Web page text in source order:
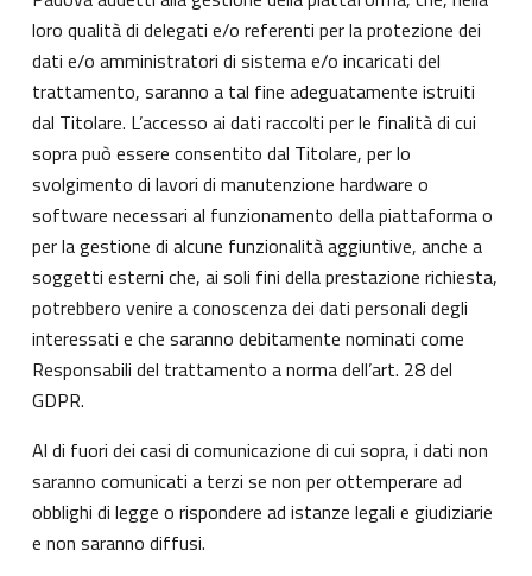
loro qualità di delegati e/o referenti per la protezione dei
dati e/o amministratori di sistema e/o incaricati del
trattamento, saranno a tal fine adeguatamente istruiti
dal Titolare. L’accesso ai dati raccolti per le finalità di cui
sopra può essere consentito dal Titolare, per lo
svolgimento di lavori di manutenzione hardware o
software necessari al funzionamento della piattaforma o
per la gestione di alcune funzionalità aggiuntive, anche a
soggetti esterni che, ai soli fini della prestazione richiesta,
potrebbero venire a conoscenza dei dati personali degli
interessati e che saranno debitamente nominati come
Responsabili del trattamento a norma dell’art. 28 del
GDPR.
Al di fuori dei casi di comunicazione di cui sopra, i dati non
saranno comunicati a terzi se non per ottemperare ad
obblighi di legge o rispondere ad istanze legali e giudiziarie
e non saranno diffusi.